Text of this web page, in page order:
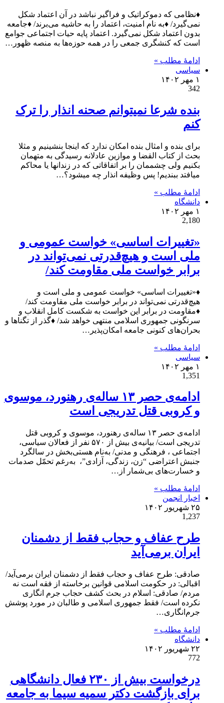
♦نظامی که دموکراتیک و فراگیر نباشد در آن اعتماد شکل
نمی‌گیرد/ ♦به نام امنیت، اعتماد را به حاشیه می‌برند/ ♦جامعه
بدون اعتماد شکل نمی‌گیرد. اعتماد پایه حیات اجتماعی جوامع
است که کنشگری جمعی را در همه حوزه‌ها به منصه ظهور…
ادامۀ مطلب »
سیاسی
۱ مهر ۱۴۰۲
342
بنده شرعا نمیتوانم صحنه انذار را ترک
کنم
برای بنده و امثال بنده امکان ندارد که اینجا بنشینیم و مثلا
بحث از کتاب القضا و موازین عادلانه رسیدگی به متهمان
بکنیم ولی چشممان را بر اتفاقاتی که در زندانها یا محاکم
میافتد ببندیم! پس وظیفه انذار چه میشود؟…
ادامۀ مطلب »
دانشگاه
۱ مهر ۱۴۰۲
2,180
«تغییرات اساسی» خواست عمومی و
ملی است و هیچ‌قدرتی نمی‌تواند در
برابر خواست ملی مقاومت کند/
♦«تغییرات اساسی» خواست عمومی و ملی است و
هیچ‌قدرتی نمی‌تواند در برابر خواست ملی مقاومت کند/
♦مقاومت در برابر این خواست به شکست کامل انقلاب و
سرنگونی جمهوری اسلامی منتهی خواهد شد/ ♦گذر از تگناها و
بحران‌های کنونی جامعه امکان‌پذیر…
ادامۀ مطلب »
سیاسی
۱ مهر ۱۴۰۲
1,351
ادامه‌ی حصر ۱۳ ساله‌ی رهنورد، موسوی
و کروبی قتل تدریجی است
ادامه‌ی حصر ۱۳ ساله‌ی رهنورد، موسوی و کروبی قتل
تدریجی است/ بیانیه‌ی بیش از ۵۷۰ نفر از فعالان سیاسی،
اجتماعی ، فرهنگی و مدنی/ به‌نام هستی‌بخش در سالگرد
جنبش اعتراضی “زن، زندگی، آزادی”، به‌رغم تحمّل صدمات
و خسارت‌های بی‌شمار از…
ادامۀ مطلب »
اخبار انجمن
۲۵ شهریور ۱۴۰۲
1,237
طرح عفاف و حجاب فقط از دشمنان
ایران برمی‌آید
صادقی: طرح عفاف و حجاب فقط از دشمنان ایران برمی‌آید/
اقبالی: در حکومت اسلامی قوانین برخاسته از فقه است نه
مردم/ صادقی: اسلام در بحث کشف حجاب جرم انگاری
نکرده است/ فقط جمهوری اسلامی و طالبان در مورد پوشش
جرم‌انگاری…
ادامۀ مطلب »
دانشگاه
۲۲ شهریور ۱۴۰۲
772
درخواست بیش از ۲۳۰ فعال دانشگاهی
برای بازگشت دکتر سمیه سیما به جامعه